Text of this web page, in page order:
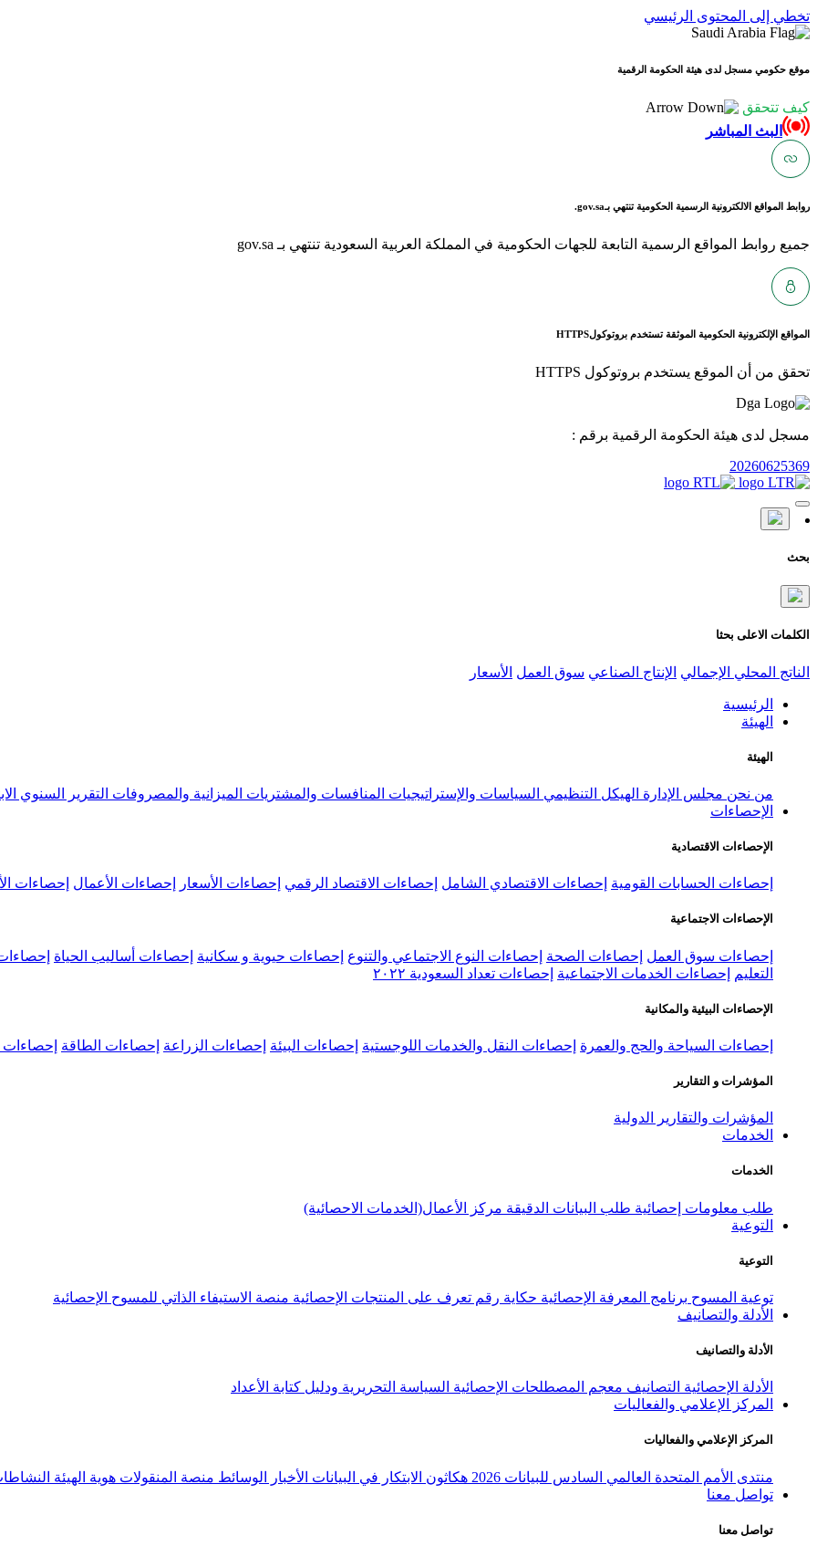
تخطي إلى المحتوى الرئيسي
موقع حكومي مسجل لدى هيئة الحكومة الرقمية
كيف تتحقق
البث المباشر
روابط المواقع الالكترونية الرسمية الحكومية تنتهي بـgov.sa.
جميع روابط المواقع الرسمية التابعة للجهات الحكومية في المملكة العربية السعودية تنتهي بـ gov.sa
المواقع الإلكترونية الحكومية الموثقة تستخدم بروتوكولHTTPS
تحقق من أن الموقع يستخدم بروتوكول HTTPS
مسجل لدى هيئة الحكومة الرقمية برقم :
20260625369
بحث
الكلمات الاعلى بحثا
الناتج المحلي الإجمالي الإنتاج الصناعي سوق العمل الأسعار
الرئيسية
الهيئة
الهيئة
من نحن مجلس الإدارة الهيكل التنظيمي السياسات والإستراتيجيات المنافسات والمشتريات الميزانية والمصروفات التقرير السنوي
الإحصاءات
الإحصاءات الاقتصادية
إحصاءات الحسابات القومية إحصاءات الاقتصادي الشامل إحصاءات الاقتصاد الرقمي إحصاءات الأسعار إحصاءات الأعمال إحصاءات
الإحصاءات الاجتماعية
إحصاءات سوق العمل إحصاءات الصحة إحصاءات النوع الاجتماعي والتنوع إحصاءات حيوية و سكانية إحصاءات أساليب الحياة
التعليم
إحصاءات الخدمات الاجتماعية إحصاءات تعداد السعودية ٢٠٢٢
الإحصاءات البيئية والمكانية
إحصاءات السياحة والحج والعمرة إحصاءات النقل والخدمات اللوجستية إحصاءات البيئة إحصاءات الزراعة إحصاءات الطاقة إحصاءات
المؤشرات و التقارير
المؤشرات والتقارير الدولية
الخدمات
الخدمات
طلب معلومات إحصائية طلب البيانات الدقيقة مركز الأعمال(الخدمات الاحصائية)
التوعية
التوعية
توعية المسوح برنامج المعرفة الإحصائية حكاية رقم تعرف على المنتجات الإحصائية منصة الاستيفاء الذاتي للمسوح الإحصائية
الأدلة والتصانيف
الأدلة والتصانيف
الأدلة الإحصائية التصانيف معجم المصطلحات الإحصائية السياسة التحريرية ودليل كتابة الأعداد
المركز الإعلامي والفعاليات
المركز الإعلامي والفعاليات
منتدى الأمم المتحدة العالمي السادس للبيانات 2026 هكاثون الابتكار في البيانات الأخبار الوسائط منصة المنقولات هوية الهيئة
تواصل معنا
تواصل معنا